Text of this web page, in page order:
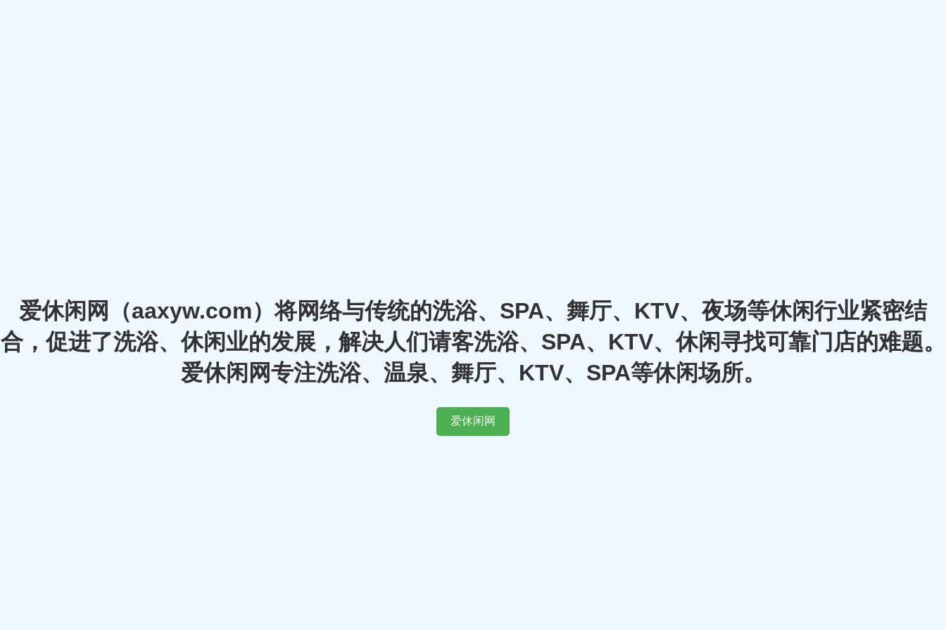
爱休闲网（aaxyw.com）将网络与传统的洗浴、SPA、舞厅、KTV、夜场等休闲行业紧密结
合，促进了洗浴、休闲业的发展，解决人们请客洗浴、SPA、KTV、休闲寻找可靠门店的难题。
爱休闲网专注洗浴、温泉、舞厅、KTV、SPA等休闲场所。
爱休闲网